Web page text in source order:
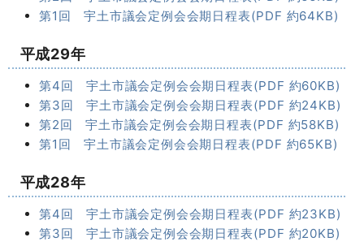
第1回 宇土市議会定例会会期日程表(PDF 約64KB)
平成29年
第4回 宇土市議会定例会会期日程表(PDF 約60KB)
第3回 宇土市議会定例会会期日程表(PDF 約24KB)
第2回 宇土市議会定例会会期日程表(PDF 約58KB)
第1回 宇土市議会定例会会期日程表(PDF 約65KB)
平成28年
第4回 宇土市議会定例会会期日程表(PDF 約23KB)
第3回 宇土市議会定例会会期日程表(PDF 約20KB)